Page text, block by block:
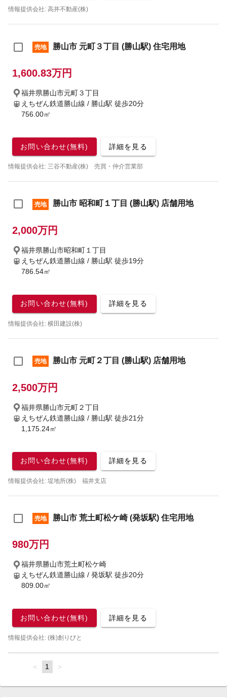
情報提供会社: 高井不動産(株)
売地 勝山市 元町３丁目 (勝山駅) 住宅用地
1,600.83万円
福井県勝山市元町３丁目
えちぜん鉄道勝山線 / 勝山駅 徒歩20分
756.00㎡
お問い合わせ(無料) 詳細を見る
情報提供会社: 三谷不動産(株) 売買・仲介営業部
売地 勝山市 昭和町１丁目 (勝山駅) 店舗用地
2,000万円
福井県勝山市昭和町１丁目
えちぜん鉄道勝山線 / 勝山駅 徒歩19分
786.54㎡
お問い合わせ(無料) 詳細を見る
情報提供会社: 横田建設(株)
売地 勝山市 元町２丁目 (勝山駅) 店舗用地
2,500万円
福井県勝山市元町２丁目
えちぜん鉄道勝山線 / 勝山駅 徒歩21分
1,175.24㎡
お問い合わせ(無料) 詳細を見る
情報提供会社: 堤地所(株) 福井支店
売地 勝山市 荒土町松ケ崎 (発坂駅) 住宅用地
980万円
福井県勝山市荒土町松ケ崎
えちぜん鉄道勝山線 / 発坂駅 徒歩20分
809.00㎡
お問い合わせ(無料) 詳細を見る
情報提供会社: (株)創りびと
page
You're
page
1 page